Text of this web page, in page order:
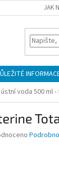
JAK
voda 500 ml -